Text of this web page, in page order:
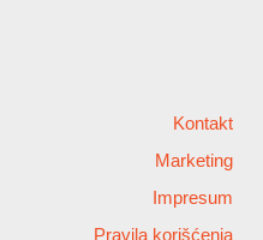
Kontakt
Marketing
Impresum
Pravila korišćenja